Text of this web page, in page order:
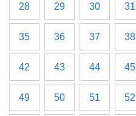
28 29 30 31
35 36 37 38
42 43 44 45
49 50 51 52